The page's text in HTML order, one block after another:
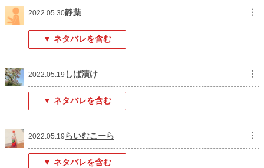
2022.05.30静葉 ︙
▼ ネタバレを含む
2022.05.19 しば漬け ︙
▼ ネタバレを含む
2022.05.19 らいむこーら ︙
▼ ネタバレを含む